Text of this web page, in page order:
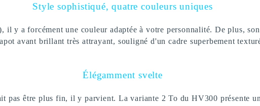
Style sophistiqué, quatre couleurs uniques
y a forcément une couleur adaptée à votre personnalité. De plus,
avant brillant très attrayant, souligné d'un cadre superbement
Élégamment svelte
pas être plus fin, il y parvient. La variante 2 To du HV300 présente